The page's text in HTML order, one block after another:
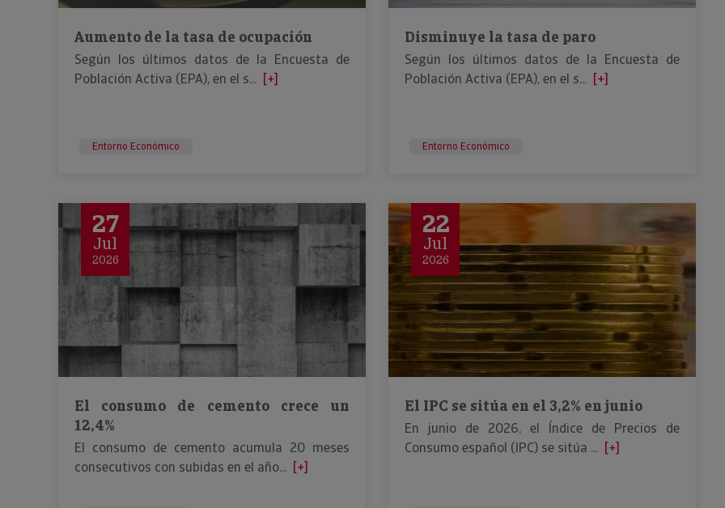
Aumento de la tasa de ocupación
Según los últimos datos de la Encuesta de
Población Activa (EPA), en el s... [+]
Entorno Económico
Disminuye la tasa de paro
Según los últimos datos de la Encuesta de
Población Activa (EPA), en el s... [+]
Entorno Económico
27
Jul
2026
El consumo de cemento crece un
12,4%
El consumo de cemento acumula 20 meses
consecutivos con subidas en el año... [+]
22
Jul
2026
El IPC se sitúa en el 3,2% en junio
En junio de 2026, el Índice de Precios de
Consumo español (IPC) se sitúa ... [+]